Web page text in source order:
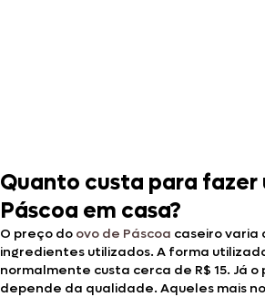
Quanto custa para fazer
Páscoa em casa?
O preço do ovo de Páscoa caseiro varia
ingredientes utilizados. A forma
normalmente custa cerca de R$ 15. Já
depende da qualidade. Aqueles mais